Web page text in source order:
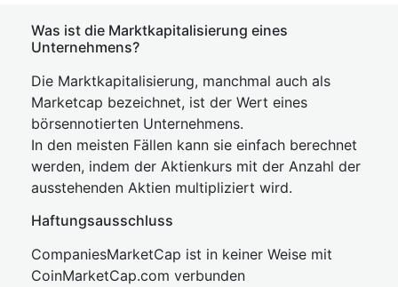
Was ist die Marktkapitalisierung eines
Unternehmens?
Die Marktkapitalisierung, manchmal auch als
Marketcap bezeichnet, ist der Wert eines
börsennotierten Unternehmens.
In den meisten Fällen kann sie einfach berechnet
werden, indem der Aktienkurs mit der Anzahl der
ausstehenden Aktien multipliziert wird.
Haftungsausschluss
CompaniesMarketCap ist in keiner Weise mit
CoinMarketCap.com verbunden